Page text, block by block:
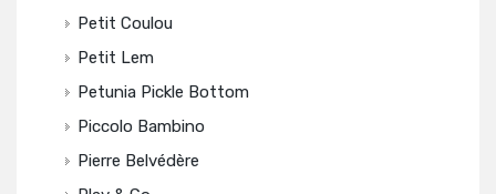
Petit Coulou
Petit Lem
Petunia Pickle Bottom
Piccolo Bambino
Pierre Belvédère